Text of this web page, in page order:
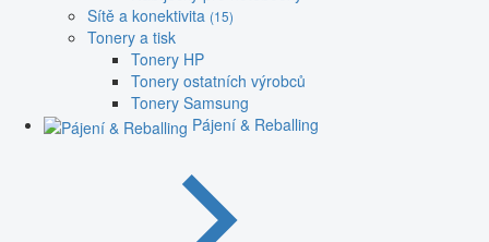
Sítě a konektivita (15)
Tonery a tisk
Tonery HP
Tonery ostatních výrobců
Tonery Samsung
Pájení & Reballing